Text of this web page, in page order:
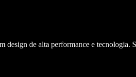
design de alta performance e tecnologia.